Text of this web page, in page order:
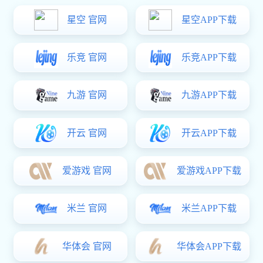
技术优势
完美，精益求精
超越用户期望的质量
公司现有三大生产基地，制造厂房面积6万多平
序；按产品可划分立体停车、举升机、千斤顶三大产
地共有各类先进设备450台（套），包括激光切割、
加工中心、焊接自动化流水线、大型抛丸除锈静电喷
高品质批量化生产奠定了坚实的基础。
关于多多28
公司简介
多多28
发展历程
视频专区
产品中心
立体停车
汽保设备
汽保工具
液压货梯